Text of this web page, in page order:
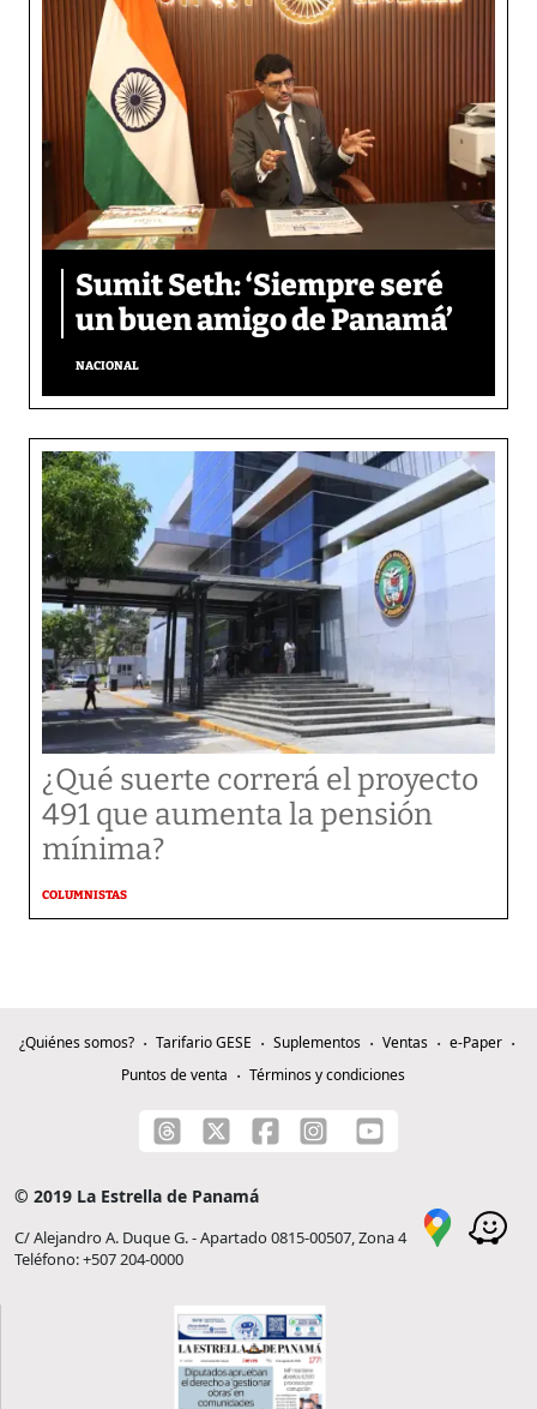
Sumit Seth: ‘Siempre seré
un buen amigo de Panamá’
NACIONAL
¿Qué suerte correrá el proyecto
491 que aumenta la pensión
mínima?
COLUMNISTAS
¿Quiénes somos? Tarifario GESE Suplementos Ventas
e-Paper
Puntos de venta
Términos y condiciones
© 2019 La Estrella de Panamá
C/ Alejandro A. Duque G. - Apartado 0815-00507, Zona 4
Teléfono: +507 204-0000